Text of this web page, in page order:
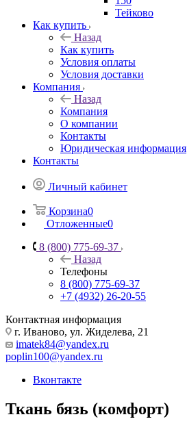
Тейково
Как купить
Назад
Как купить
Условия оплаты
Условия доставки
Компания
Назад
Компания
О компании
Контакты
Юридическая информация
Контакты
Личный кабинет
Корзина0
Отложенные0
8 (800) 775-69-37
Назад
Телефоны
8 (800) 775-69-37
+7 (4932) 26-20-55
Контактная информация
г. Иваново, ул. Жиделева, 21
imatek84@yandex.ru
poplin100@yandex.ru
Вконтакте
Ткань бязь (комфорт)